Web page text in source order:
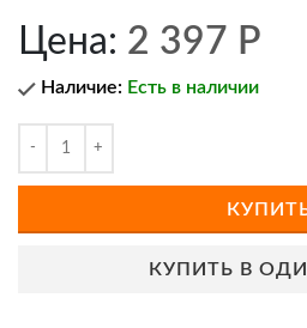
Цена: 2 397 Р
Наличие: Есть в наличии
КУПИТЬ В